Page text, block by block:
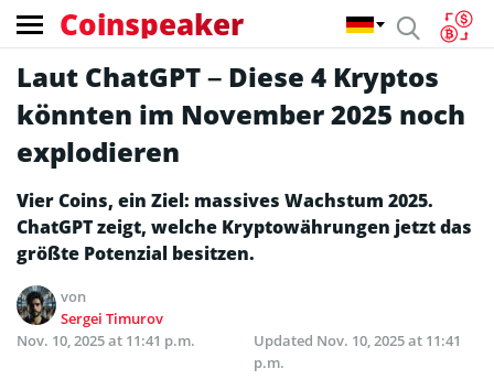
Coinspeaker
Laut ChatGPT – Diese 4 Kryptos
könnten im November 2025 noch
explodieren
Vier Coins, ein Ziel: massives Wachstum 2025.
ChatGPT zeigt, welche Kryptowährungen jetzt das
größte Potenzial besitzen.
von
Sergei Timurov
Nov. 10, 2025 at 11:41 p.m.
Updated Nov. 10, 2025 at 11:41
p.m.